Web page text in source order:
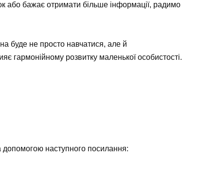
або бажає отримати більше інформації, радимо
буде не просто навчатися, але й
гармонійному розвитку маленької особистості.
наступного посилання: